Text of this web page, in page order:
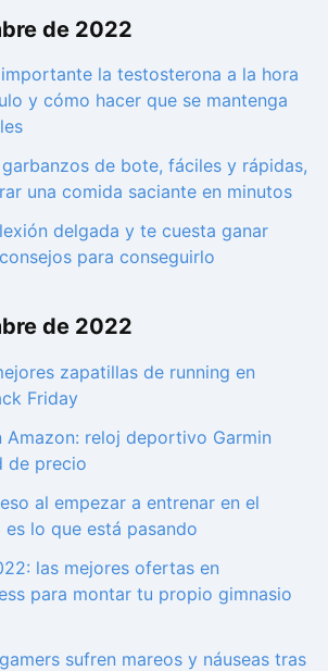
de 2022
la testosterona a la hora
y cómo hacer que se mantenga
de bote, fáciles y rápidas,
una comida saciante en minutos
delgada y te cuesta ganar
para conseguirlo
de 2022
zapatillas de running en
Friday
Amazon: reloj deportivo Garmin
de precio
al empezar a entrenar en el
es lo que está pasando
las mejores ofertas en
para montar tu propio gimnasio
sufren mareos y náuseas tras